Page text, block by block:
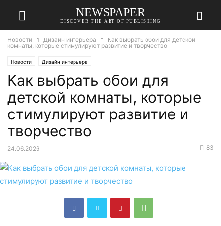
NEWSPAPER
DISCOVER THE ART OF PUBLISHING
Новости Дизайн интерьера
Как выбрать обои для детской
комнаты, которые стимулируют развитие и творчество
Новости Дизайн интерьера
Как выбрать обои для
детской комнаты, которые
стимулируют развитие и
творчество
24.06.2026 83